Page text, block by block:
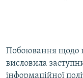
Побоювання щодо
висловила
інформаційної